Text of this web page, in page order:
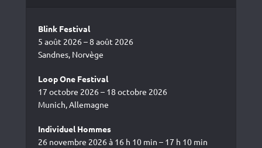
Blink Festival
5 août 2026 – 8 août 2026
Sandnes, Norvège
Loop One Festival
17 octobre 2026 – 18 octobre 2026
Munich, Allemagne
Individuel Hommes
26 novembre 2026 à 16 h 10 min – 17 h 10 min